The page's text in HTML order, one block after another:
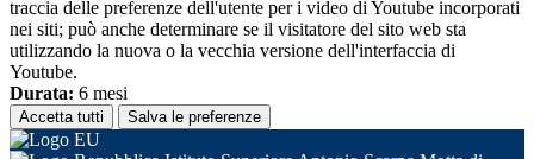
traccia delle preferenze dell'utente per i video di Youtube incorporati
nei siti; può anche determinare se il visitatore del sito web sta
utilizzando la nuova o la vecchia versione dell'interfaccia di
Youtube.
Durata: 6 mesi
Accetta tutti Salva le preferenze